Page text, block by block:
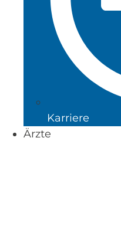
Karriere
Ärzte